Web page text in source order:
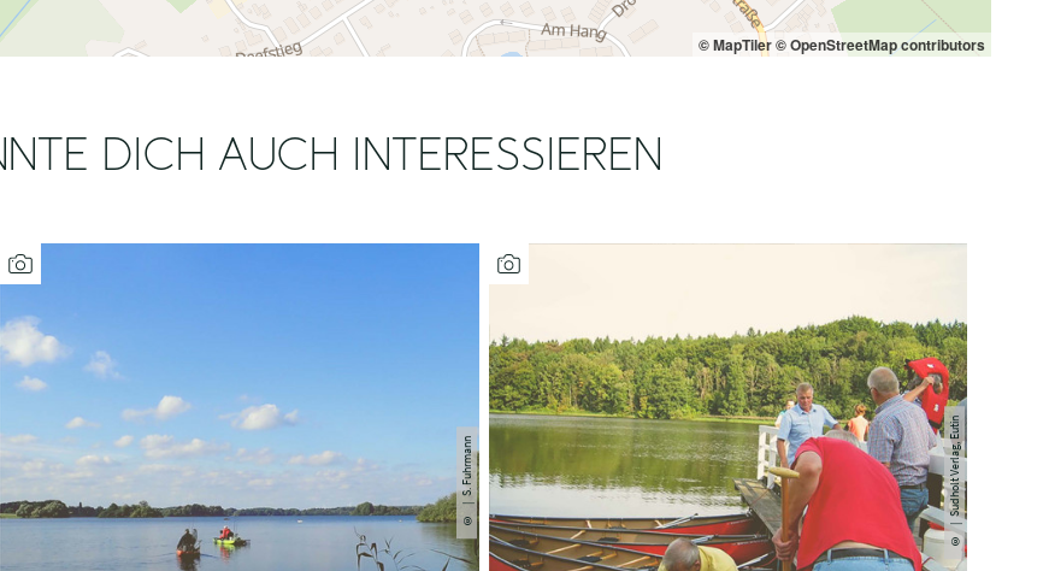
© MapTiler© OpenStreetMap contributors
DICH AUCH INTERESSIEREN
©
| S. Fuhrmann
©
| Sudholt Verlag, Eutin